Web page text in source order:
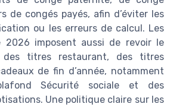
de congés payés, afin d’éviter les
ou les erreurs de calcul. Les
2026 imposent aussi de revoir le
des titres restaurant, des titres
de fin d’année, notamment
Sécurité sociale et des
Une politique claire sur les